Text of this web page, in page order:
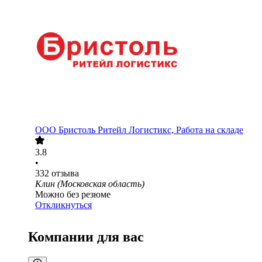
ООО Бристоль Ритейл Логистикс, Работа на складе
3.8
•
332 отзыва
Клин (Московская область)
Можно без резюме
Откликнуться
Компании для вас